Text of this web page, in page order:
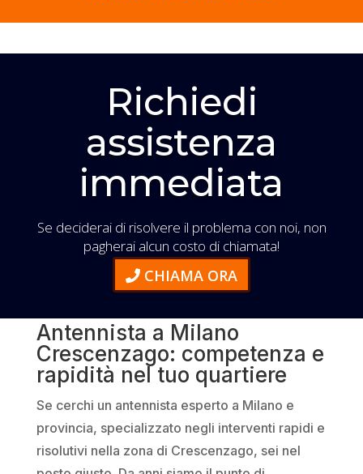
Richiedi
assistenza
immediata
Se deciderai di risolvere il problema con noi, non
pagherai alcun costo di chiamata!
CHIAMA ORA
Antennista a Milano
Crescenzago: competenza e
rapidità nel tuo quartiere
Se cerchi un antennista esperto a Milano e
provincia, specializzato negli interventi rapidi e
risolutivi nella zona di Crescenzago, sei nel